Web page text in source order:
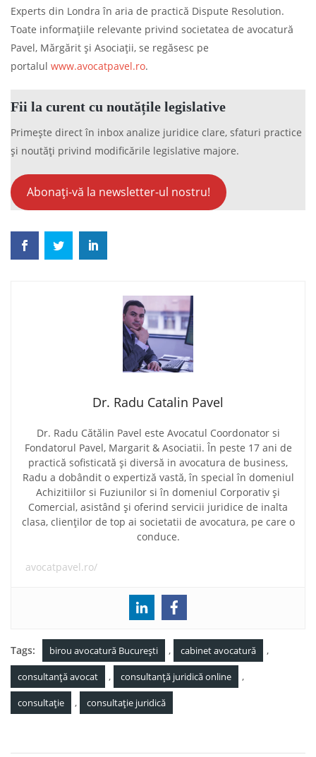
Experts din Londra în aria de practică Dispute Resolution.
Toate informațiile relevante privind societatea de avocatură
Pavel, Mărgărit și Asociații, se regăsesc pe
portalul www.avocatpavel.ro.
Fii la curent cu noutățile legislative
Primește direct în inbox analize juridice clare, sfaturi practice
și noutăți privind modificările legislative majore.
Abonați-vă la newsletter-ul nostru!
Dr. Radu Catalin Pavel
Dr. Radu Cătălin Pavel este Avocatul Coordonator si
Fondatorul Pavel, Margarit & Asociatii. În peste 17 ani de
practică sofisticată și diversă in avocatura de business,
Radu a dobândit o expertiză vastă, în special în domeniul
Achizitiilor si Fuziunilor si în domeniul Corporativ și
Comercial, asistând și oferind servicii juridice de inalta
clasa, clienților de top ai societatii de avocatura, pe care o
conduce.
avocatpavel.ro/
Tags: birou avocatură București , cabinet avocatură ,
consultanță avocat , consultanță juridică online ,
consultație , consultație juridică